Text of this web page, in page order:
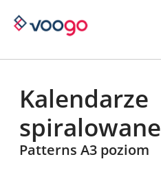
Kalendarze
spiralowane
Patterns A3 poziom